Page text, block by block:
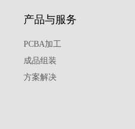
产品与服务
PCBA加工
成品组装
方案解决